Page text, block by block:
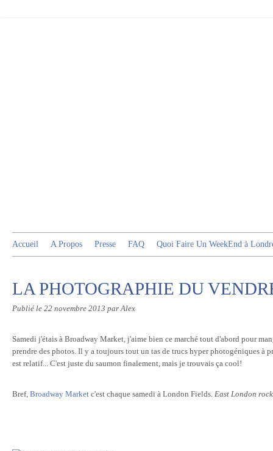
Accueil A Propos Presse FAQ Quoi Faire Un WeekEnd à
LA PHOTOGRAPHIE DU
Publié le 22 novembre 2013 par Alex
Samedi j'étais à Broadway Market, j'aime bien ce marché tout d'abord pour
prendre des photos. Il y a toujours tout un tas de trucs hyper photogéniques à
est relatif... C'est juste du saumon finalement, mais je trouvais ça cool!
Bref, Broadway Market c'est chaque samedi à London Fields. East London